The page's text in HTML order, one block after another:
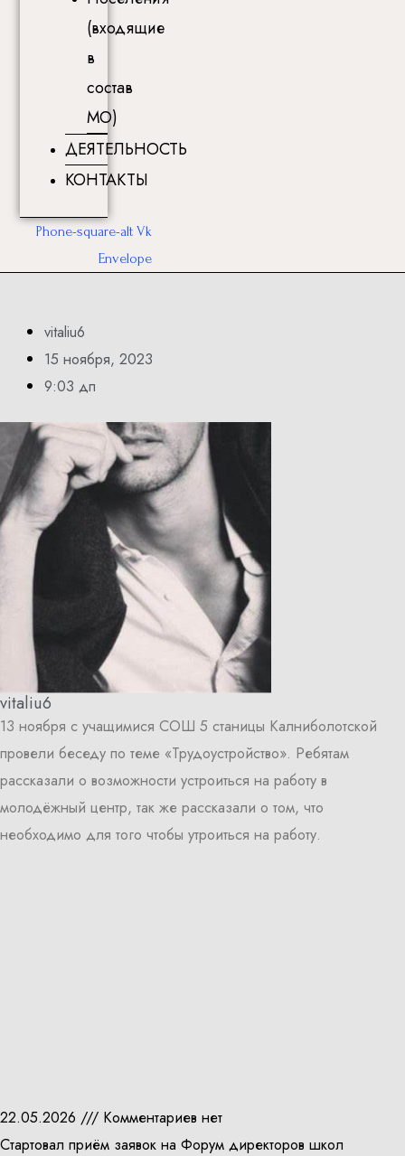
(входящие
в
состав
МО)
ДЕЯТЕЛЬНОСТЬ
КОНТАКТЫ
Phone-square-alt Vk
Envelope
vitaliu6
15 ноября, 2023
9:03 дп
vitaliu6
13 ноября с учащимися СОШ 5 станицы Калниболотской
провели беседу по теме «Трудоустройство». Ребятам
рассказали о возможности устроиться на работу в
молодёжный центр, так же рассказали о том, что
необходимо для того чтобы утроиться на работу.
22.05.2026
Комментариев нет
Стартовал приём заявок на Форум директоров школ